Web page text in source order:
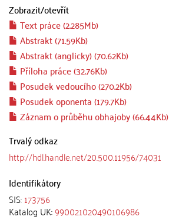
Zobrazit/otevřít
Text práce (2.285Mb)
Abstrakt (71.59Kb)
Abstrakt (anglicky) (70.62Kb)
Příloha práce (32.76Kb)
Posudek vedoucího (270.2Kb)
Posudek oponenta (179.7Kb)
Záznam o průběhu obhajoby (66.44Kb)
Trvalý odkaz
http://hdl.handle.net/20.500.11956/74031
Identifikátory
SIS:173756
Katalog UK:990021020490106986